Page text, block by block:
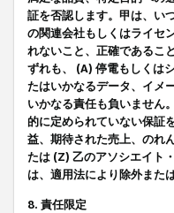
証を否認します。甲は、い
の関連会社もしくはライセ
れないこと、正確であるこ
ずれも、 (A) 停電もしくは
たはいかなるデータ、イメ
いかなる責任も負いません
的に定められていない保証
益、期待された売上、のれ
たは (Z) 乙のアソシエイト
は、適用法により除外また
8. 責任限定